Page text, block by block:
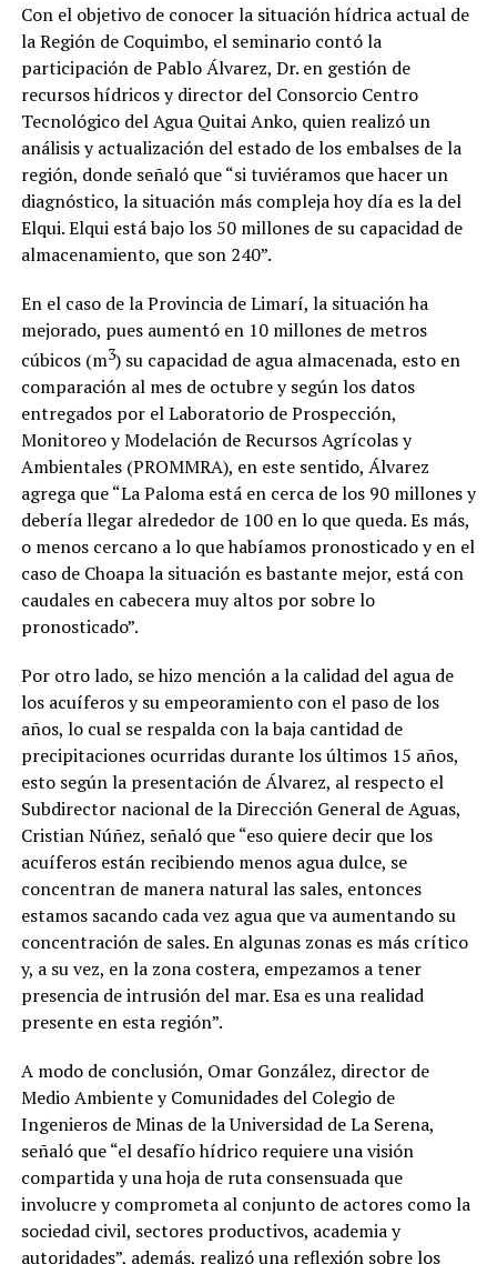
Con el objetivo de conocer la situación hídrica actual de
la Región de Coquimbo, el seminario contó la
participación de Pablo Álvarez, Dr. en gestión de
recursos hídricos y director del Consorcio Centro
Tecnológico del Agua Quitai Anko, quien realizó un
análisis y actualización del estado de los embalses de la
región, donde señaló que “si tuviéramos que hacer un
diagnóstico, la situación más compleja hoy día es la del
Elqui. Elqui está bajo los 50 millones de su capacidad de
almacenamiento, que son 240”.
En el caso de la Provincia de Limarí, la situación ha
mejorado, pues aumentó en 10 millones de metros
cúbicos (m3) su capacidad de agua almacenada, esto en
comparación al mes de octubre y según los datos
entregados por el Laboratorio de Prospección,
Monitoreo y Modelación de Recursos Agrícolas y
Ambientales (PROMMRA), en este sentido, Álvarez
agrega que “La Paloma está en cerca de los 90 millones y
debería llegar alrededor de 100 en lo que queda. Es más,
o menos cercano a lo que habíamos pronosticado y en el
caso de Choapa la situación es bastante mejor, está con
caudales en cabecera muy altos por sobre lo
pronosticado”.
Por otro lado, se hizo mención a la calidad del agua de
los acuíferos y su empeoramiento con el paso de los
años, lo cual se respalda con la baja cantidad de
precipitaciones ocurridas durante los últimos 15 años,
esto según la presentación de Álvarez, al respecto el
Subdirector nacional de la Dirección General de Aguas,
Cristian Núñez, señaló que “eso quiere decir que los
acuíferos están recibiendo menos agua dulce, se
concentran de manera natural las sales, entonces
estamos sacando cada vez agua que va aumentando su
concentración de sales. En algunas zonas es más crítico
y, a su vez, en la zona costera, empezamos a tener
presencia de intrusión del mar. Esa es una realidad
presente en esta región”.
A modo de conclusión, Omar González, director de
Medio Ambiente y Comunidades del Colegio de
Ingenieros de Minas de la Universidad de La Serena,
señaló que “el desafío hídrico requiere una visión
compartida y una hoja de ruta consensuada que
involucre y comprometa al conjunto de actores como la
sociedad civil, sectores productivos, academia y
autoridades”, además, realizó una reflexión sobre los